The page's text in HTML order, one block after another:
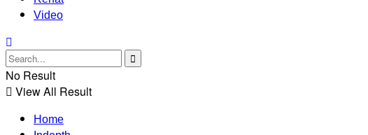
Video
No Result
View All Result
Home